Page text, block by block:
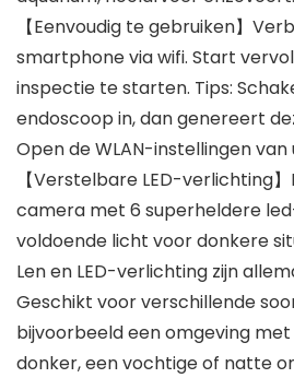
【Eenvoudig te gebruiken】
smartphone via wifi. Start
inspectie te starten. Tips:
endoscoop in, dan genereert
Open de WLAN-instellingen
【Verstelbare LED-verlichting
camera met 6 superheldere
voldoende licht voor donkere
Len en LED-verlichting zijn
Geschikt voor verschillende
bijvoorbeeld een omgeving
donker, een vochtige of natte